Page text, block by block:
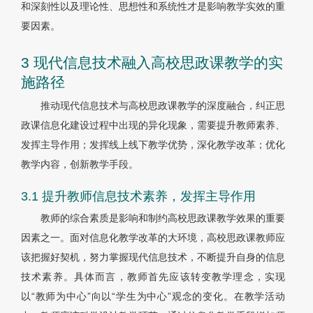
和深刻性以及理论性、思想性和系统性才是影响教学实效的重
要因素。
3 现代信息技术融入高校思政课教学的实
施路径
推动现代信息技术与高校思政课教学的深度融合，纠正思
政课信息化建设过程中出现的异化现象，需要提升教师素养、
发挥主导作用；发挥线上线下教学优势，深化教学改革；优化
教学内容，创新教学手段。
3.1 提升教师信息技术素养，发挥主导作用
教师的综合素质是影响和制约高校思政课教学效果的重要
因素之一。面对信息化教学改革的大环境，高校思政课教师应
该把握好契机，努力掌握现代信息技术，不断提升自身的信息
技术素养。具体而言，教师首先应该转变教学理念，实现
以“教师为中心”向以“学生为中心”观念的变化。在教学活动